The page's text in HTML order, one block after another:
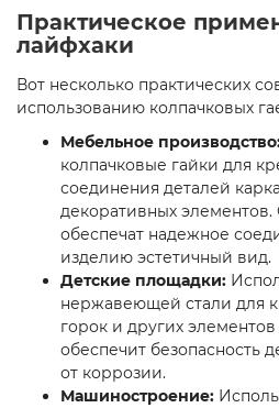
Практическое
лайфхаки
Вот несколько практических
использованию колпачковых
Мебельное
колпачковые гайки для
соединения деталей
декоративных
обеспечат надежное
изделию эстетичный вид.
Детские площадки:
нержавеющей стали для
горок и других
обеспечит безопасность
от коррозии.
Машиностроение: